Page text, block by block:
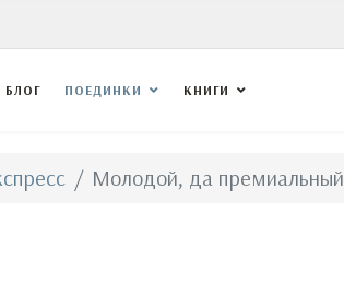
БЛОГ ПОЕДИНКИ КНИГИ
Молодой, да премиальный